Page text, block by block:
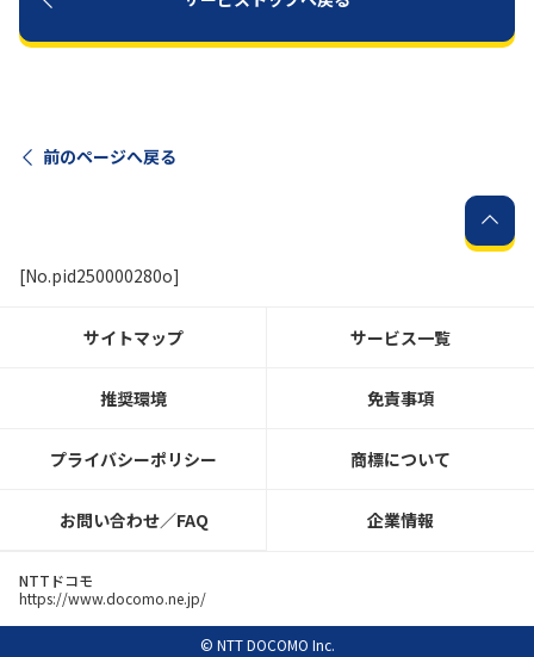
前のページへ戻る
[No.pid250000280o]
サイトマップ サービス一覧
推奨環境 免責事項
プライバシーポリシー 商標について
お問い合わせ／FAQ 企業情報
NTTドコモ
https://www.docomo.ne.jp/
© NTT DOCOMO Inc.